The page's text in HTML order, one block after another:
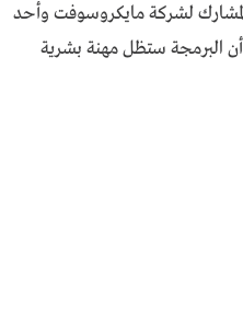
لشركة مايكروسوفت وأحد
أن البرمجة ستظل مهنة بشرية